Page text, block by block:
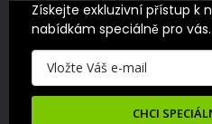
Získejte exkluzivní přístup k
nabídkám speciálně pro vás.
CHCI